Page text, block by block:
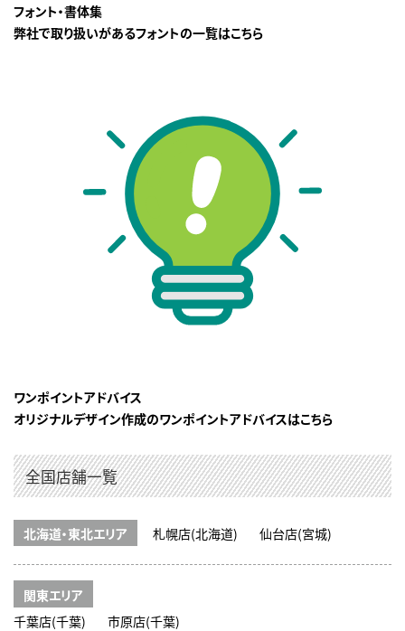
フォント・書体集
弊社で取り扱いがあるフォントの一覧はこちら
ワンポイントアドバイス
オリジナルデザイン作成のワンポイントアドバイスはこちら
全国店舗一覧
北海道・東北エリア 札幌店(北海道) 仙台店(宮城)
関東エリア
千葉店(千葉)
市原店(千葉)